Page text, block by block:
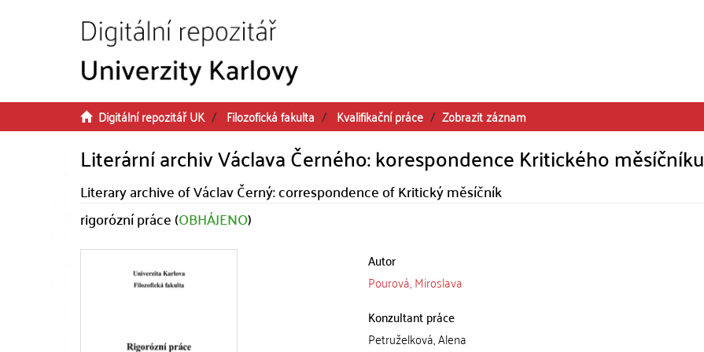
Digitální repozitář UK Filozofická fakulta Kvalifikační práce Zobrazit záznam
Literární archiv Václava Černého: korespondence Kritického měsíčníku
Literary archive of Václav Černý: correspondence of Kritický měsíčník
rigorózní práce (OBHÁJENO)
Autor
Pourová, Miroslava
Konzultant práce
Petruželková, Alena